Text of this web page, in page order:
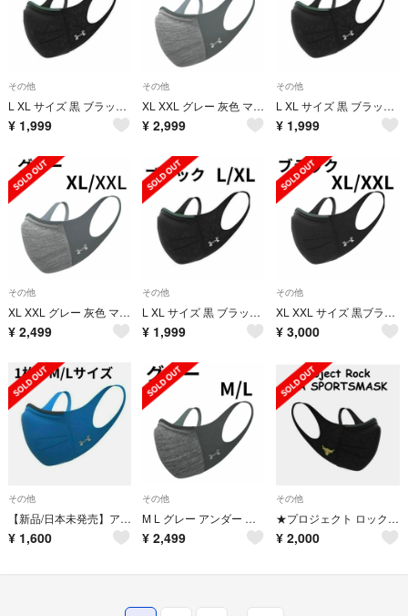
その他
L XL サイズ 黒 ブラック UNDER ARMOUR スポーツ マスク
¥ 1,999
その他
XL XXL グレー 灰色 マスク UNDER ARMOUR アンダー アーマー
¥ 2,999
その他
L XL サイズ 黒 ブラック UNDER ARMOUR スポーツ マスク
¥ 1,999
その他
XL XXL グレー 灰色 マスク UNDER ARMOUR アンダー アーマー
¥ 2,499
その他
L XL サイズ 黒 ブラック UNDER ARMOUR スポーツ マスク
¥ 1,999
その他
XL XXL サイズ 黒ブラック UNDER ARMOURスポーツ マスク
¥ 3,000
その他
【新品/日本未発売】アンダーアーマ マスク＊ビクトリーブルー M/L 1枚
¥ 1,600
その他
M L グレー アンダー アーマー UNDER ARMOUR スポーツ マスク
¥ 2,499
その他
★プロジェクト ロック★アンダーアーマ★スポーツマスク 1枚 M/L
¥ 2,000